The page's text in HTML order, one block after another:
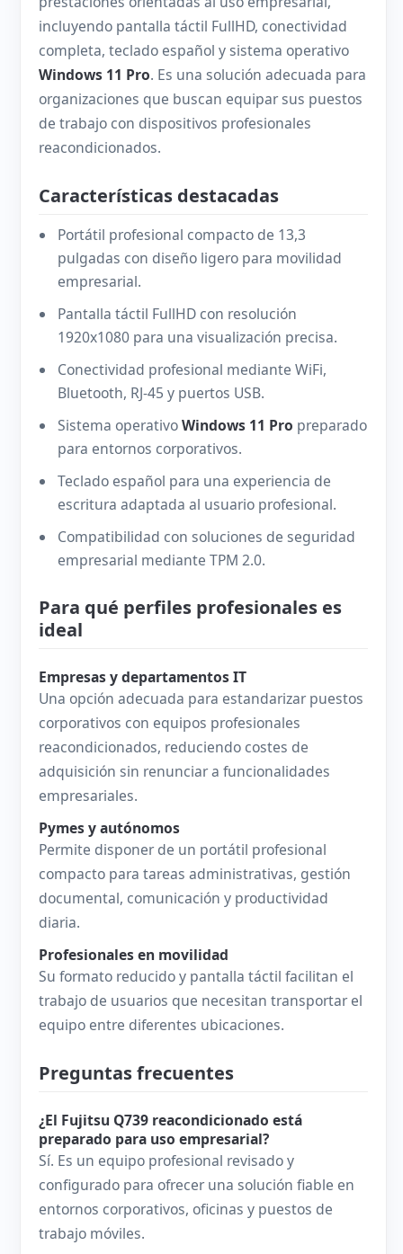
incluyendo pantalla táctil FullHD, conectividad
completa, teclado español y sistema operativo
Windows 11 Pro. Es una solución adecuada para
organizaciones que buscan equipar sus puestos
de trabajo con dispositivos profesionales
reacondicionados.
Características destacadas
Portátil profesional compacto de 13,3
pulgadas con diseño ligero para movilidad
empresarial.
Pantalla táctil FullHD con resolución
1920x1080 para una visualización precisa.
Conectividad profesional mediante WiFi,
Bluetooth, RJ-45 y puertos USB.
Sistema operativoWindows 11 Pro preparado
para entornos corporativos.
Teclado español para una experiencia de
escritura adaptada al usuario profesional.
Compatibilidad con soluciones de seguridad
empresarial mediante TPM 2.0.
Para qué perfiles profesionales es
ideal
Empresas y departamentos IT
Una opción adecuada para estandarizar puestos
corporativos con equipos profesionales
reacondicionados, reduciendo costes de
adquisición sin renunciar a funcionalidades
empresariales.
Pymes y autónomos
Permite disponer de un portátil profesional
compacto para tareas administrativas, gestión
documental, comunicación y productividad
diaria.
Profesionales en movilidad
Su formato reducido y pantalla táctil facilitan el
trabajo de usuarios que necesitan transportar el
equipo entre diferentes ubicaciones.
Preguntas frecuentes
¿El Fujitsu Q739 reacondicionado está
preparado para uso empresarial?
Sí. Es un equipo profesional revisado y
configurado para ofrecer una solución fiable en
entornos corporativos, oficinas y puestos de
trabajo móviles.